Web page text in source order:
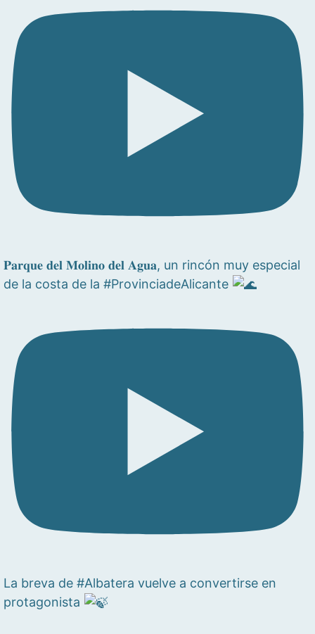
𝐏𝐚𝐫𝐪𝐮𝐞 𝐝𝐞𝐥 𝐌𝐨𝐥𝐢𝐧𝐨 𝐝𝐞𝐥 𝐀𝐠𝐮𝐚, un rincón muy especial
de la costa de la #ProvinciadeAlicante
La breva de #Albatera vuelve a convertirse en
protagonista